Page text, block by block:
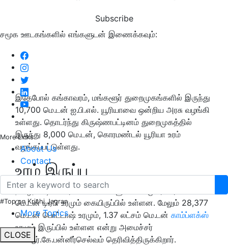
Subscribe
சமூக ஊடகங்களில் எங்களுடன் இணைக்கவும்:
More Links
About Us
Contact
#Top on Krishi Jagran
More Topics
CLOSE
இதேபோல் கங்காவரம், மங்களூர் துறைமுகங்களில் இருந்து
10,700 மெ.டன் ஐ.பி.எல். யூரியாவை ஒன்றிய அரசு வழங்கி
உள்ளது. தொடர்ந்து கிருஷ்ணபட்டினம் துறைமுகத்தில்
இருந்து 8,000 மெ.டன், கொரமண்டல் யூரியா உரம்
வழங்கப்பட்டுள்ளது.
உரம் இருப்பு
தமிழ்நாட்டில் 60,559 மெ.டன் யூரியா உரமும், 18,245
மெ.டன் டிஏபி உரமும் கையிருப்பில் உள்ளன. மேலும் 28,377
மெ.டன் பொட்டாஷ் உரமும், 1.37 லட்சம் மெ.டன் காம்ப்ளக்ஸ்
உரமும் இருப்பில் உள்ளன என்று அமைச்சர்
எம்.ஆர்.கே.பன்னீர்செல்வம் தெரிவித்திருக்கிறார்.